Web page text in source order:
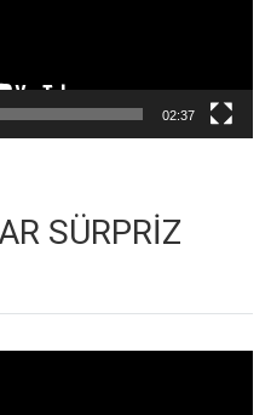
02:37
SÜRPRİZ